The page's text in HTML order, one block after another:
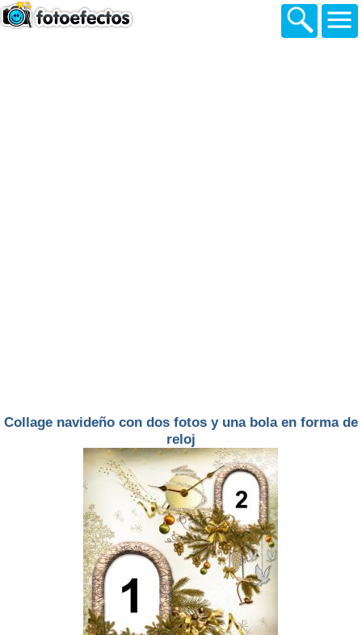
Collage navideño con dos fotos y una bola en forma de
reloj